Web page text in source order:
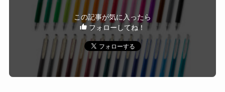
この記事が気に入ったら
フォローしてね！